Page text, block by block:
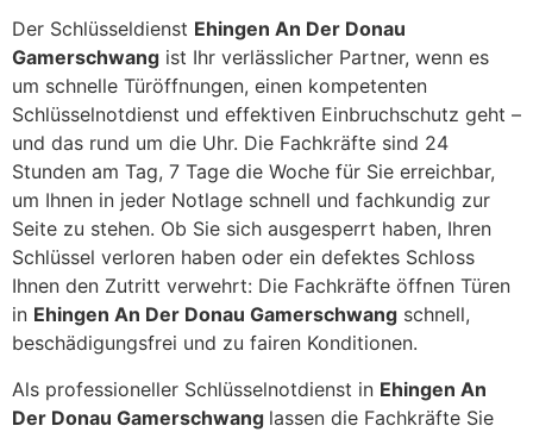
Der Schlüsseldienst Ehingen An Der Donau
Gamerschwang ist Ihr verlässlicher Partner, wenn es
um schnelle Türöffnungen, einen kompetenten
Schlüsselnotdienst und effektiven Einbruchschutz geht –
und das rund um die Uhr. Die Fachkräfte sind 24
Stunden am Tag, 7 Tage die Woche für Sie erreichbar,
um Ihnen in jeder Notlage schnell und fachkundig zur
Seite zu stehen. Ob Sie sich ausgesperrt haben, Ihren
Schlüssel verloren haben oder ein defektes Schloss
Ihnen den Zutritt verwehrt: Die Fachkräfte öffnen Türen
in Ehingen An Der Donau Gamerschwang schnell,
beschädigungsfrei und zu fairen Konditionen.
Als professioneller Schlüsselnotdienst in Ehingen An
Der Donau Gamerschwang lassen die Fachkräfte Sie